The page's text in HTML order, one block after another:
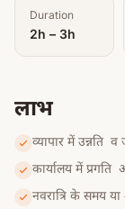
Duration
2h – 3h
लाभ
व्यापार में उन्नति
कार्यालय में
नवरात्रि के समय या